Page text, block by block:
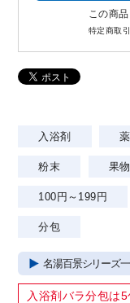
この商
特定商取
入浴剤
粉末 果
100円～199円
分包
名湯百景シリーズ
入浴剤バラ分包は5